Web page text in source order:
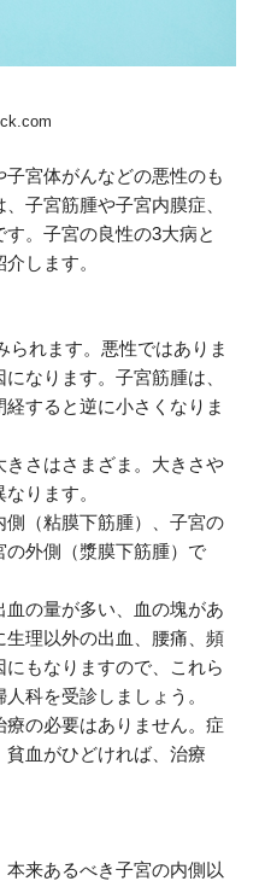
宮体がんなどの悪性のも
子宮筋腫や子宮内膜症、
。子宮の良性の3大病と
します。
られます。悪性ではありま
なります。子宮筋腫は、
すると逆に小さくなりま
さはさまざま。大きさや
ります。
（粘膜下筋腫）、子宮の
外側（漿膜下筋腫）で
の量が多い、血の塊があ
生理以外の出血、腰痛、頻
もなりますので、これら
科を受診しましょう。
の必要はありません。症
血がひどければ、治療
来あるべき子宮の内側以